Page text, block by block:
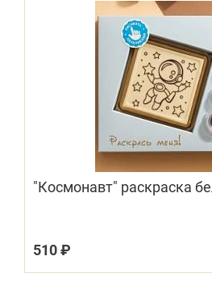
"Космонавт" раскраска
510 ₽